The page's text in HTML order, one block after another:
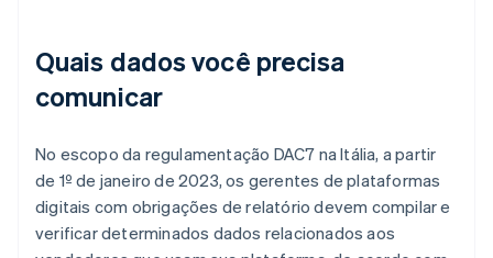
Quais dados você precisa
comunicar
No escopo da regulamentação DAC7 na Itália, a partir
de 1º de janeiro de 2023, os gerentes de plataformas
digitais com obrigações de relatório devem compilar e
verificar determinados dados relacionados aos